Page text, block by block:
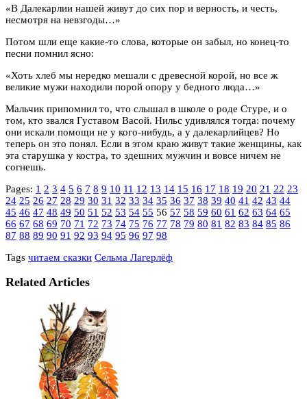
«В Далекарлии нашей живут до сих пор и верность, и честь,
несмотря на невзгоды…»
Потом шли еще какие-то слова, которые он забыл, но конец-то
песни помнил ясно:
«Хоть хлеб мы нередко мешали с древесной корой, но все ж
великие мужи находили порой опору у бедного люда…»
Мальчик припомнил то, что слышал в школе о роде Стуре, и о
том, кто звался Густавом Васой. Нильс удивлялся тогда: почему
они искали помощи не у кого-нибудь, а у далекарлийцев? Но
теперь он это понял. Если в этом краю живут такие женщины, как
эта старушка у костра, то здешних мужчин и вовсе ничем не
согнешь.
Pages: 1 2 3 4 5 6 7 8 9 10 11 12 13 14 15 16 17 18 19 20 21 22 23
24 25 26 27 28 29 30 31 32 33 34 35 36 37 38 39 40 41 42 43 44
45 46 47 48 49 50 51 52 53 54 55 56 57 58 59 60 61 62 63 64 65
66 67 68 69 70 71 72 73 74 75 76 77 78 79 80 81 82 83 84 85 86
87 88 89 90 91 92 93 94 95 96 97 98
Tags читаем сказки Сельма Лагерлёф
Related Articles